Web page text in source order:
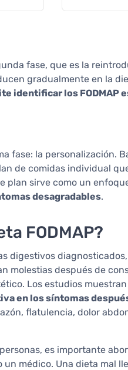
fase, que es la
gradualmente en la
identificar los FODMAP
fase: la personalización.
de comidas individual
plan sirve como un
desagradables.
FODMAP?
digestivos
molestias después de
Los estudios muestran
en los síntomas
flatulencia, dolor
es importante
médico. Una dieta mal